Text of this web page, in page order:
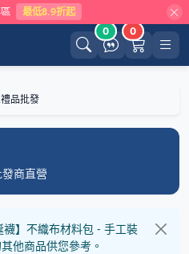
最低8.9折起
0 0
品批發
商直營
】不織布材料包 - 手工裝
他商品供您參考。